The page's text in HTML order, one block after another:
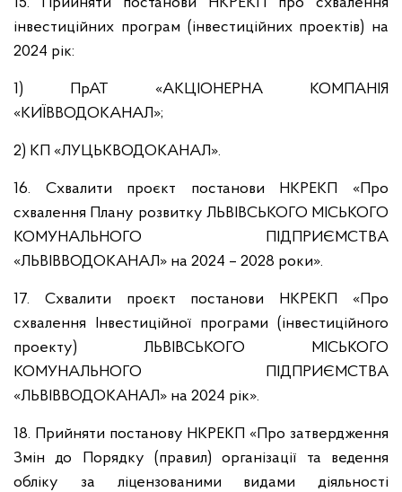
інвестиційних програм (інвестиційних проектів) на
2024 рік:
1) ПрАТ «АКЦІОНЕРНА КОМПАНІЯ
«КИЇВВОДОКАНАЛ»;
2) КП «ЛУЦЬКВОДОКАНАЛ».
16. Схвалити проєкт постанови НКРЕКП «Про
схвалення Плану розвитку ЛЬВІВСЬКОГО МІСЬКОГО
КОМУНАЛЬНОГО ПІДПРИЄМСТВА
«ЛЬВІВВОДОКАНАЛ» на 2024 – 2028 роки».
17. Схвалити проєкт постанови НКРЕКП «Про
схвалення Інвестиційної програми (інвестиційного
проекту) ЛЬВІВСЬКОГО МІСЬКОГО
КОМУНАЛЬНОГО ПІДПРИЄМСТВА
«ЛЬВІВВОДОКАНАЛ» на 2024 рік».
18. Прийняти постанову НКРЕКП «Про затвердження
Змін до Порядку (правил) організації та ведення
обліку за ліцензованими видами діяльності